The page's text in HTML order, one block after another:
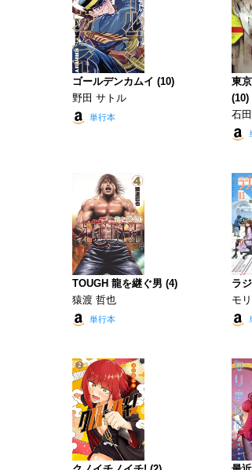
ゴールデンカムイ (10)
野田 サトル
単行本
東
(10)
石
TOUGH 龍を継ぐ男 (4)
猿渡 哲也
単行本
ラ
モ